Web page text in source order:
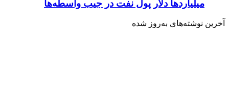
میلیاردها دلار پول نفت در جیب واسطه‌ها
آخرین نوشته‌های‌ به‌روز شده